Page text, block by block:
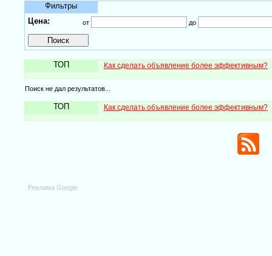
Фильтры
Цена:
от до
ТОП Как сделать объявление более эффективным?
Поиск не дал результатов...
ТОП Как сделать объявление более эффективным?
Реклама Google